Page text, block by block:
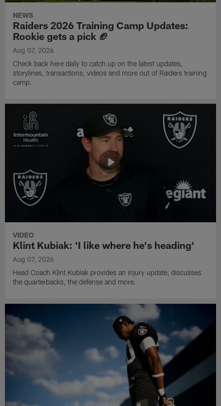
NEWS
Raiders 2026 Training Camp Updates:
Rookie gets a pick 🏈
Aug 07, 2026
Check back here daily to catch up on the latest updates,
storylines, transactions, videos and more out of Raiders training
camp.
VIDEO
Klint Kubiak: 'I like where he's heading'
Aug 07, 2026
Head Coach Klint Kubiak provides an injury update, discusses
the quarterbacks, the defense and more.